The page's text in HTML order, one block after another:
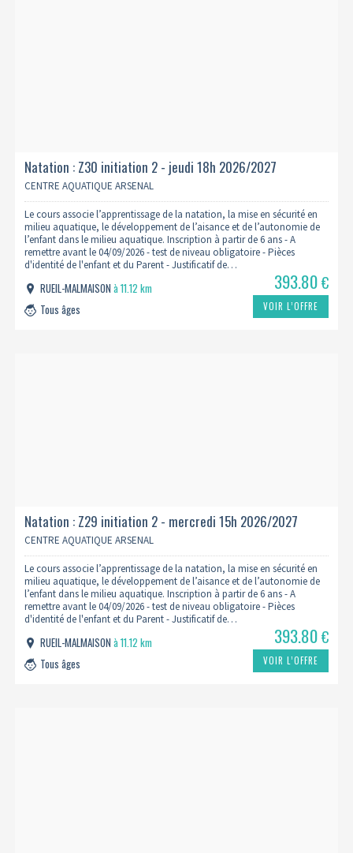
Natation : Z30 initiation 2 - jeudi 18h 2026/2027
CENTRE AQUATIQUE ARSENAL
Le cours associe l’apprentissage de la natation, la mise en sécurité en
milieu aquatique, le développement de l’aisance et de l’autonomie de
l’enfant dans le milieu aquatique. Inscription à partir de 6 ans - A
remettre avant le 04/09/2026 - test de niveau obligatoire - Pièces
d'identité de l'enfant et du Parent - Justificatif de…
RUEIL-MALMAISONà 11.12 km
Tous âges
393.80€
VOIR L’OFFRE
Natation : Z29 initiation 2 - mercredi 15h 2026/2027
CENTRE AQUATIQUE ARSENAL
Le cours associe l’apprentissage de la natation, la mise en sécurité en
milieu aquatique, le développement de l’aisance et de l’autonomie de
l’enfant dans le milieu aquatique. Inscription à partir de 6 ans - A
remettre avant le 04/09/2026 - test de niveau obligatoire - Pièces
d'identité de l'enfant et du Parent - Justificatif de…
RUEIL-MALMAISONà 11.12 km
Tous âges
393.80€
VOIR L’OFFRE